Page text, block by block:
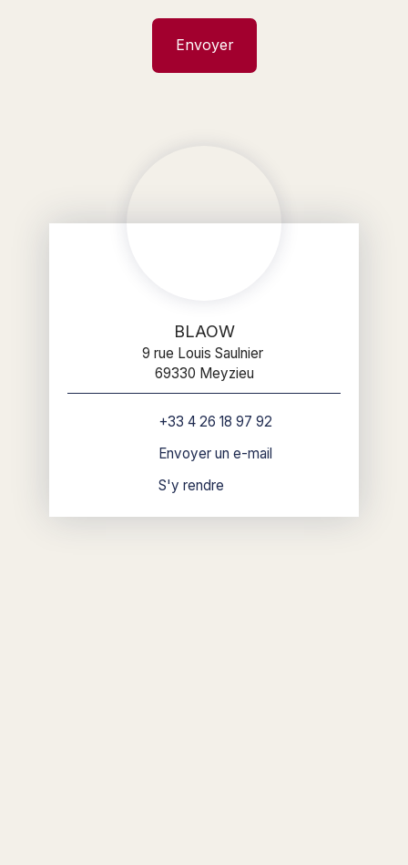
Envoyer
BLAOW
9 rue Louis Saulnier
69330 Meyzieu
+33 4 26 18 97 92
Envoyer un e-mail
S'y rendre